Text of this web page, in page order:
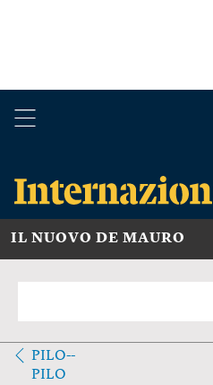
IL NUOVO DE MAURO
PILO--
PILO